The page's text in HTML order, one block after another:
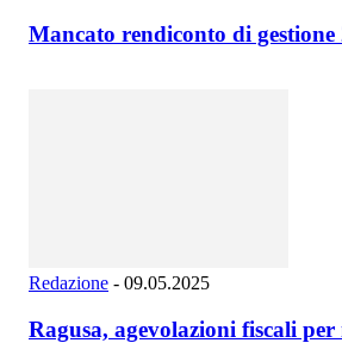
Mancato rendiconto di
Redazione - 09.05.2025
Ragusa, agevolazioni fiscali